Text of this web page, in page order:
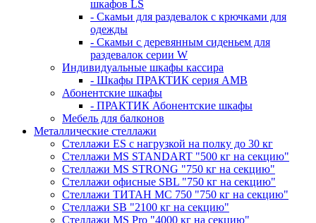
шкафов LS
- Скамьи для раздевалок с крючками для
одежды
- Скамьи с деревянным сиденьем для
раздевалок серии W
Индивидуальные шкафы кассира
- Шкафы ПРАКТИК серия AMB
Абонентские шкафы
- ПРАКТИК Абонентские шкафы
Мебель для балконов
Металлические стеллажи
Стеллажи ES с нагрузкой на полку до 30 кг
Стеллажи MS STANDART "500 кг на секцию"
Стеллажи MS STRONG "750 кг на секцию"
Стеллажи офисные SBL "750 кг на секцию"
Стеллажи ТИТАН МС 750 "750 кг на секцию"
Стеллажи SB "2100 кг на секцию"
Стеллажи MS Pro "4000 кг на секцию"